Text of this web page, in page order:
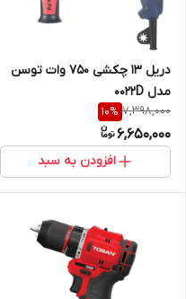
دریل 13 چکشی 750 وات توسن
مدل 0022D
7,398,000
10%
6,650,000
افزودن به سبد